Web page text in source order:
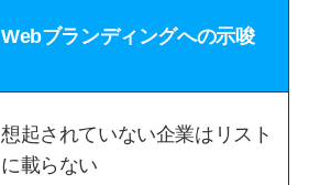
Webブランディングへの示唆
想起されていない企業はリスト
に載らない